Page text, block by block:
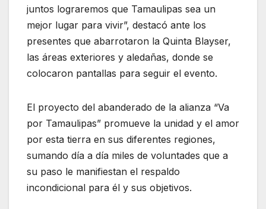
juntos lograremos que Tamaulipas sea un
mejor lugar para vivir”, destacó ante los
presentes que abarrotaron la Quinta Blayser,
las áreas exteriores y aledañas, donde se
colocaron pantallas para seguir el evento.
El proyecto del abanderado de la alianza “Va
por Tamaulipas” promueve la unidad y el amor
por esta tierra en sus diferentes regiones,
sumando día a día miles de voluntades que a
su paso le manifiestan el respaldo
incondicional para él y sus objetivos.